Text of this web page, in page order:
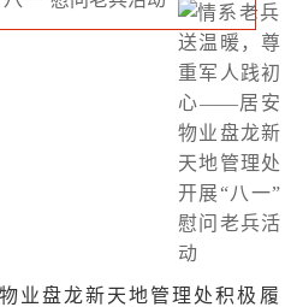
业盘龙新天地管理处积极履